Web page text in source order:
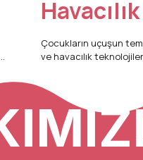
Çocukların uçuşun
ve havacılık
Atölye Dükkanı’na
roket teknolojilerine
destekliyoruz. Yaş: 6–12 Yaş Süre: 12 Hafta (Haftada 1
Gün / 12 Oturum) Odak: Uçuş Fiziği, Aerodinamik,
Mühendislik ve Tasarım Neden Katılmalısınız? Dengeni
bul planör ol
ve pervane yapımı gibi